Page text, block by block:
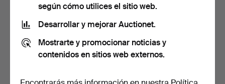
6 días
x…
6 días
según cómo utilices el sitio web.
Desarrollar y mejorar Auctionet.
Mostrarte y promocionar noticias y
contenidos en sitios web externos.